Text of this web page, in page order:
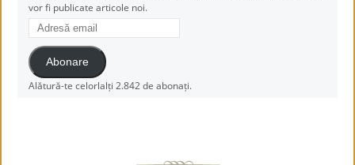
vor fi publicate articole noi.
Adresă
email
Abonare
Alătură-te celorlalți 2.842 de abonați.